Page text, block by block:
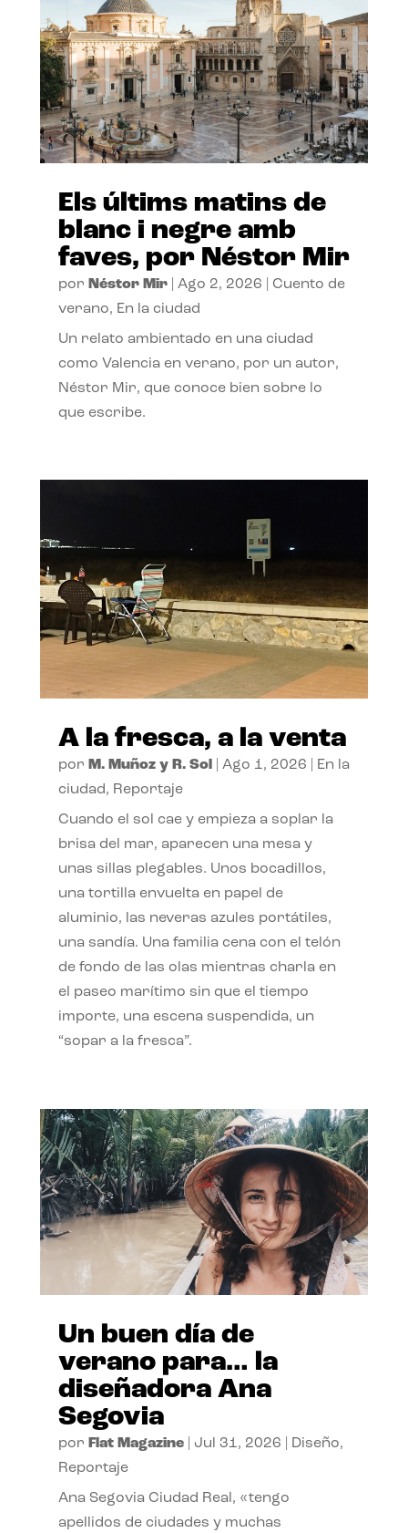
Els últims matins de
blanc i negre amb
faves, por Néstor Mir
por Néstor Mir| Ago 2, 2026
Cuento de
verano, En la ciudad
Un relato ambientado en una ciudad
como Valencia en verano, por un autor,
Néstor Mir, que conoce bien sobre lo
que escribe.
A la fresca, a la venta
por M. Muñoz y R. Sol| Ago 1, 2026
En la
ciudad, Reportaje
Cuando el sol cae y empieza a soplar la
brisa del mar, aparecen una mesa y
unas sillas plegables. Unos bocadillos,
una tortilla envuelta en papel de
aluminio, las neveras azules portátiles,
una sandía. Una familia cena con el telón
de fondo de las olas mientras charla en
el paseo marítimo sin que el tiempo
importe, una escena suspendida, un
“sopar a la fresca”.
Un buen día de
verano para… la
diseñadora Ana
Segovia
por Flat Magazine| Jul 31, 2026 Diseño,
Reportaje
Ana Segovia Ciudad Real, «tengo
apellidos de ciudades y muchas